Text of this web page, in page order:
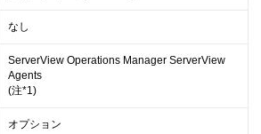
なし
ServerView Operations Manager ServerView
Agents
(注*1)
オプション